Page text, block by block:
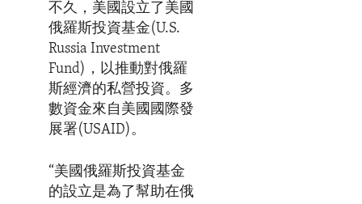
不久，美國設立了美國
俄羅斯投資基金(U.S.
Russia Investment
Fund)，以推動對俄羅
斯經濟的私營投資。多
數資金來自美國國際發
展署(USAID)。
“美國俄羅斯投資基金
的設立是為了幫助在俄